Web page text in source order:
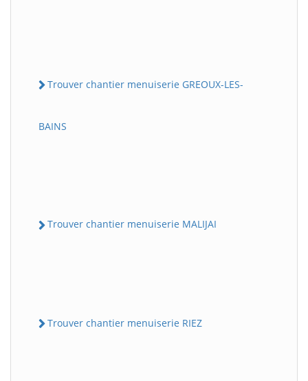
Trouver chantier menuiserie GREOUX-LES-
BAINS
Trouver chantier menuiserie MALIJAI
Trouver chantier menuiserie RIEZ